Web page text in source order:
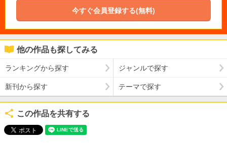
今すぐ会員登録する(無料)
他の作品も探してみる
ランキングから探す ジャンルで探す
新刊から探す テーマで探す
この作品を共有する